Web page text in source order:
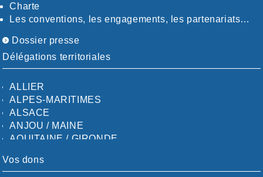
Charte
Les conventions, les engagements, les partenariats…
Dossier presse
Délégations territoriales
ALLIER
ALPES-MARITIMES
ALSACE
ANJOU / MAINE
AQUITAINE / GIRONDE
AUDE
Vos dons